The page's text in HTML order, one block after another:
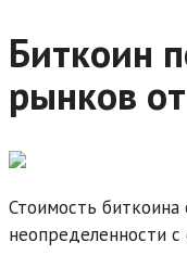
Биткоин
рынков
Стоимость
неопределенности